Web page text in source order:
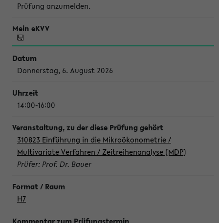
Prüfung anzumelden.
Donnerstag, 6. August 2026
14:00-16:00
310823 Einführung in die Mikroökonometrie /
Multivariate Verfahren / Zeitreihenanalyse (MDP)
Prüfer: Prof. Dr. Bauer
H7